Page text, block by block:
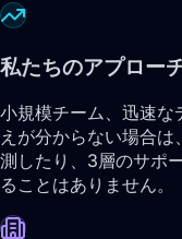
私たちのアプロー
小規模チーム、迅速な
えが分からない場合
測したり、3層のサポ
ることはありません。